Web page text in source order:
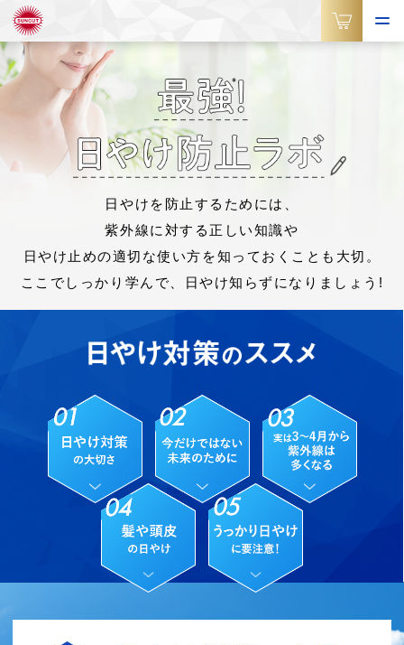
日やけを防止するためには、
紫外線に対する正しい知識や
日やけ止めの適切な使い方を知っておくことも大切。
ここでしっかり学んで、日やけ知らずになりましょう!